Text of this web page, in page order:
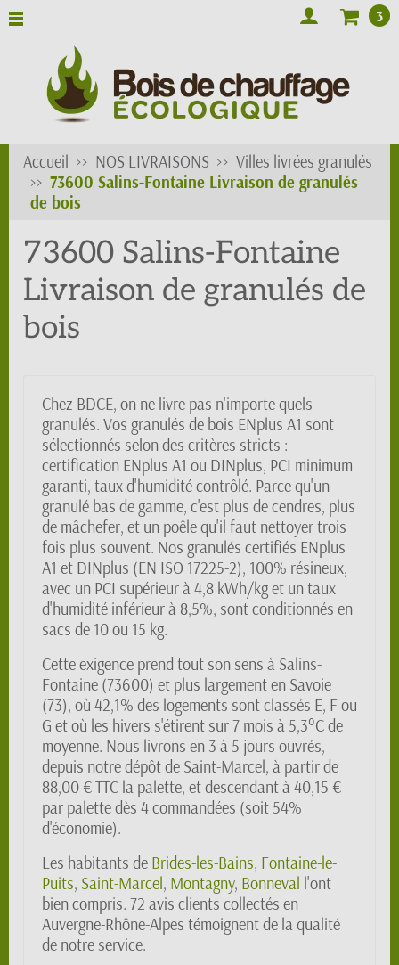
3
Accueil NOS LIVRAISONS
Villes livrées granulés
73600 Salins-Fontaine Livraison de granulés
de bois
73600 Salins-Fontaine
Livraison de granulés de
bois
Chez BDCE, on ne livre pas n'importe quels
granulés. Vos granulés de bois ENplus A1 sont
sélectionnés selon des critères stricts :
certification ENplus A1 ou DINplus, PCI minimum
garanti, taux d'humidité contrôlé. Parce qu'un
granulé bas de gamme, c'est plus de cendres, plus
de mâchefer, et un poêle qu'il faut nettoyer trois
fois plus souvent. Nos granulés certifiés ENplus
A1 et DINplus (EN ISO 17225-2), 100% résineux,
avec un PCI supérieur à 4,8 kWh/kg et un taux
d'humidité inférieur à 8,5%, sont conditionnés en
sacs de 10 ou 15 kg.
Cette exigence prend tout son sens à Salins-
Fontaine (73600) et plus largement en Savoie
(73), où 42,1% des logements sont classés E, F ou
G et où les hivers s'étirent sur 7 mois à 5,3°C de
moyenne. Nous livrons en 3 à 5 jours ouvrés,
depuis notre dépôt de Saint-Marcel, à partir de
88,00 € TTC la palette, et descendant à 40,15 €
par palette dès 4 commandées (soit 54%
d'économie).
Les habitants de Brides-les-Bains, Fontaine-le-
Puits, Saint-Marcel, Montagny, Bonneval l'ont
bien compris. 72 avis clients collectés en
Auvergne-Rhône-Alpes témoignent de la qualité
de notre service.